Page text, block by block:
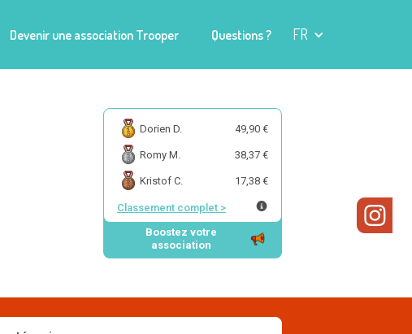
Devenir une association Trooper Questions ? FR
Dorien D. 49,90 €
Romy M. 38,37 €
Kristof C. 17,38 €
Classement complet >
Boostez votre
association